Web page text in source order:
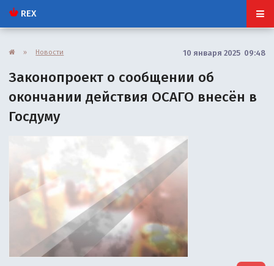
REX
» Новости 10 января 2025 09:48
Законопроект о сообщении об
окончании действия ОСАГО внесён в
Госдуму